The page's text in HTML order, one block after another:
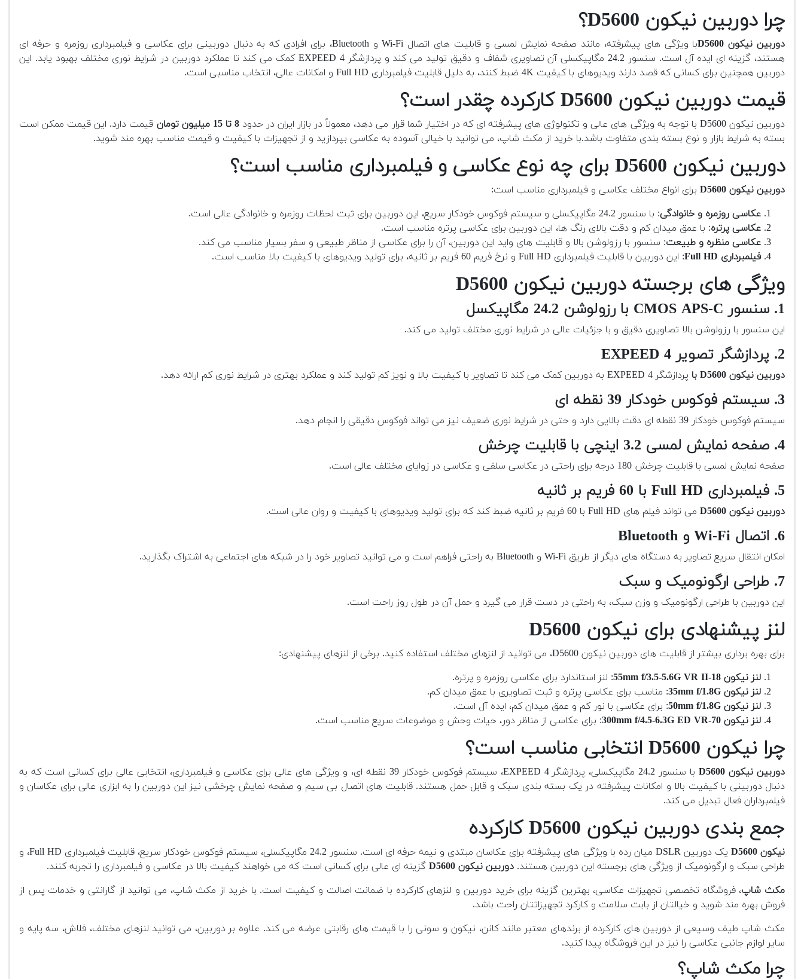
چرا دوربین نیکون D5600؟
دوربین نیکون D5600
با ویژگی های پیشرفته، مانند صفحه نمایش لمسی و قابلیت های اتصال Wi-Fi و Bluetooth، برای افرادی که به دنبال دوربینی برای عکاسی و فیلمبرداری روزمره و حرفه ای
هستند، گزینه ای ایده آل است. سنسور 24.2 مگاپیکسلی آن تصاویری شفاف و دقیق تولید می کند و پردازشگر EXPEED 4 کمک می کند تا عملکرد دوربین در شرایط نوری مختلف بهبود یابد. این
دوربین همچنین برای کسانی که قصد دارند ویدیوهای با کیفیت 4K ضبط کنند، به دلیل قابلیت فیلمبرداری Full HD و امکانات عالی، انتخاب مناسبی است.
قیمت دوربین نیکون D5600 کارکرده چقدر است؟
دوربین نیکون D5600 با توجه به ویژگی های عالی و تکنولوژی های پیشرفته ای که در اختیار شما قرار می دهد، معمولاً در بازار ایران در حدود 8 تا 15 میلیون تومان
قیمت دارد. این قیمت ممکن است
بسته به شرایط بازار و نوع بسته بندی متفاوت باشد.با خرید از مکث شاپ، می توانید با خیالی آسوده به عکاسی بپردازید و از تجهیزات با کیفیت و قیمت مناسب بهره مند شوید.
دوربین نیکون D5600 برای چه نوع عکاسی و فیلمبرداری مناسب است؟
دوربین نیکون D5600
برای انواع مختلف عکاسی و فیلمبرداری مناسب است:
عکاسی روزمره و خانوادگی: با سنسور 24.2 مگاپیکسلی و سیستم فوکوس خودکار سریع، این دوربین برای ثبت لحظات روزمره و خانوادگی عالی است.
عکاسی پرتره: با عمق میدان کم و دقت بالای رنگ ها، این دوربین برای عکاسی پرتره مناسب است.
عکاسی منظره و طبیعت: سنسور با رزولوشن بالا و قابلیت های واید این دوربین، آن را برای عکاسی از مناظر طبیعی و سفر بسیار مناسب می کند.
فیلمبرداری Full HD
: این دوربین با قابلیت فیلمبرداری Full HD و نرخ فریم 60 فریم بر ثانیه، برای تولید ویدیوهای با کیفیت بالا مناسب است.
ویژگی های برجسته دوربین نیکون D5600
1. سنسور CMOS APS-C با رزولوشن 24.2 مگاپیکسل
این سنسور با رزولوشن بالا تصاویری دقیق و با جزئیات عالی در شرایط نوری مختلف تولید می کند.
2. پردازشگر تصویر EXPEED 4
دوربین نیکون D5600 با پردازشگر EXPEED 4 به دوربین کمک می کند تا تصاویر با کیفیت بالا و نویز کم تولید کند و عملکرد بهتری در شرایط نوری کم ارائه دهد.
3. سیستم فوکوس خودکار 39 نقطه ای
سیستم فوکوس خودکار 39 نقطه ای دقت بالایی دارد و حتی در شرایط نوری ضعیف نیز می تواند فوکوس دقیقی را انجام دهد.
4. صفحه نمایش لمسی 3.2 اینچی با قابلیت چرخش
صفحه نمایش لمسی با قابلیت چرخش 180 درجه برای راحتی در عکاسی سلفی و عکاسی در زوایای مختلف عالی است.
5. فیلمبرداری Full HD با 60 فریم بر ثانیه
دوربین نیکون D5600 می تواند فیلم های Full HD با 60 فریم بر ثانیه ضبط کند که برای تولید ویدیوهای با کیفیت و روان عالی است.
6. اتصال Wi-Fi و Bluetooth
امکان انتقال سریع تصاویر به دستگاه های دیگر از طریق Wi-Fi و Bluetooth به راحتی فراهم است و می توانید تصاویر خود را در شبکه های اجتماعی به اشتراک بگذارید.
7. طراحی ارگونومیک و سبک
این دوربین با طراحی ارگونومیک و وزن سبک، به راحتی در دست قرار می گیرد و حمل آن در طول روز راحت است.
لنز پیشنهادی برای نیکون D5600
برای بهره برداری بیشتر از قابلیت های دوربین نیکون D5600، می توانید از لنزهای مختلف استفاده کنید. برخی از لنزهای پیشنهادی:
لنز نیکون 18-55mm f/3.5-5.6G VR II
: لنز استاندارد برای عکاسی روزمره و پرتره.
لنز نیکون 35mm f/1.8G
: مناسب برای عکاسی پرتره و ثبت تصاویری با عمق میدان کم.
لنز نیکون 50mm f/1.8G
: برای عکاسی با نور کم و عمق میدان کم، ایده آل است.
لنز نیکون 70-300mm f/4.5-6.3G ED VR
: برای عکاسی از مناظر دور، حیات وحش و موضوعات سریع مناسب است.
چرا نیکون D5600 انتخابی مناسب است؟
دوربین نیکون D5600
با سنسور 24.2 مگاپیکسلی، پردازشگر EXPEED 4، سیستم فوکوس خودکار 39 نقطه ای، و ویژگی های عالی برای عکاسی و فیلمبرداری، انتخابی عالی برای کسانی است که به
دنبال دوربینی با کیفیت بالا و امکانات پیشرفته در یک بسته بندی سبک و قابل حمل هستند. قابلیت های اتصال بی سیم و صفحه نمایش چرخشی نیز این دوربین را به ابزاری عالی برای عکاسان و
فیلمبرداران فعال تبدیل می کند.
جمع بندی دوربین نیکون D5600 کارکرده
نیکون D5600
یک دوربین DSLR میان رده با ویژگی های پیشرفته برای عکاسان مبتدی و نیمه حرفه ای است. سنسور 24.2 مگاپیکسلی، سیستم فوکوس خودکار سریع، قابلیت فیلمبرداری Full HD، و
طراحی سبک و ارگونومیک از ویژگی های برجسته این دوربین هستند. دوربین نیکون D5600
گزینه ای عالی برای کسانی است که می خواهند کیفیت بالا در عکاسی و فیلمبرداری را تجربه کنند.
مکث شاپ، فروشگاه تخصصی تجهیزات عکاسی، بهترین گزینه برای خرید دوربین و لنزهای کارکرده با ضمانت اصالت و کیفیت است. با خرید از مکث شاپ، می توانید از گارانتی و خدمات پس از
فروش بهره مند شوید و خیالتان از بابت سلامت و کارکرد تجهیزاتتان راحت باشد.
مکث شاپ طیف وسیعی از دوربین های کارکرده از برندهای معتبر مانند کانن، نیکون و سونی را با قیمت های رقابتی عرضه می کند. علاوه بر دوربین، می توانید لنزهای مختلف، فلاش، سه پایه و
سایر لوازم جانبی عکاسی را نیز در این فروشگاه پیدا کنید.
چرا مکث شاپ؟